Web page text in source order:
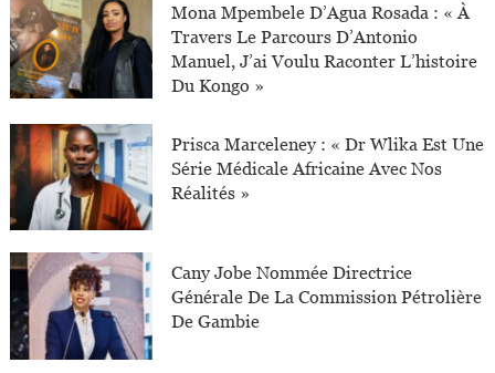
Mona Mpembele D’Agua Rosada : « À
Travers Le Parcours D’Antonio
Manuel, J’ai Voulu Raconter L’histoire
Du Kongo »
Prisca Marceleney : « Dr Wlika Est Une
Série Médicale Africaine Avec Nos
Réalités »
Cany Jobe Nommée Directrice
Générale De La Commission Pétrolière
De Gambie